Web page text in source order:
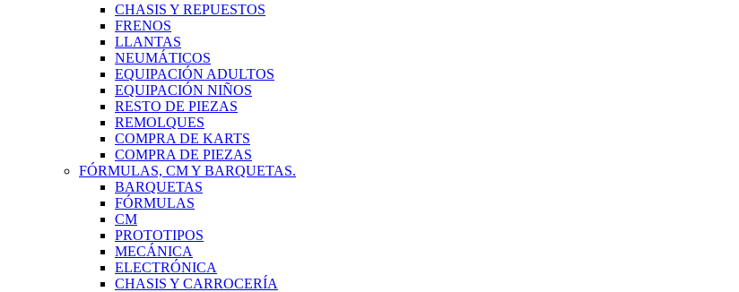
CHASIS Y REPUESTOS
FRENOS
LLANTAS
NEUMÁTICOS
EQUIPACIÓN ADULTOS
EQUIPACIÓN NIÑOS
RESTO DE PIEZAS
REMOLQUES
COMPRA DE KARTS
COMPRA DE PIEZAS
FÓRMULAS, CM Y BARQUETAS.
BARQUETAS
FÓRMULAS
CM
PROTOTIPOS
MECÁNICA
ELECTRÓNICA
CHASIS Y CARROCERÍA